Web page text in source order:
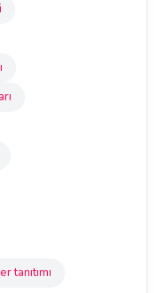
tanıtımı